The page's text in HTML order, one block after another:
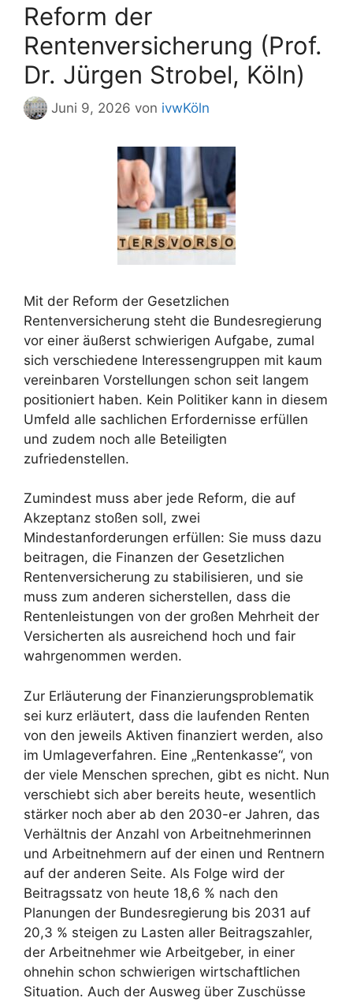
Reform der
Rentenversicherung (Prof.
Dr. Jürgen Strobel, Köln)
Juni 9, 2026 von ivwKöln
Mit der Reform der Gesetzlichen
Rentenversicherung steht die Bundesregierung
vor einer äußerst schwierigen Aufgabe, zumal
sich verschiedene Interessengruppen mit kaum
vereinbaren Vorstellungen schon seit langem
positioniert haben. Kein Politiker kann in diesem
Umfeld alle sachlichen Erfordernisse erfüllen
und zudem noch alle Beteiligten
zufriedenstellen.
Zumindest muss aber jede Reform, die auf
Akzeptanz stoßen soll, zwei
Mindestanforderungen erfüllen: Sie muss dazu
beitragen, die Finanzen der Gesetzlichen
Rentenversicherung zu stabilisieren, und sie
muss zum anderen sicherstellen, dass die
Rentenleistungen von der großen Mehrheit der
Versicherten als ausreichend hoch und fair
wahrgenommen werden.
Zur Erläuterung der Finanzierungsproblematik
sei kurz erläutert, dass die laufenden Renten
von den jeweils Aktiven finanziert werden, also
im Umlageverfahren. Eine „Rentenkasse“, von
der viele Menschen sprechen, gibt es nicht. Nun
verschiebt sich aber bereits heute, wesentlich
stärker noch aber ab den 2030-er Jahren, das
Verhältnis der Anzahl von Arbeitnehmerinnen
und Arbeitnehmern auf der einen und Rentnern
auf der anderen Seite. Als Folge wird der
Beitragssatz von heute 18,6 % nach den
Planungen der Bundesregierung bis 2031 auf
20,3 % steigen zu Lasten aller Beitragszahler,
der Arbeitnehmer wie Arbeitgeber, in einer
ohnehin schon schwierigen wirtschaftlichen
Situation. Auch der Ausweg über Zuschüsse